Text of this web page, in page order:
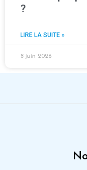
?
LIRE LA SUITE »
8 juin 2026